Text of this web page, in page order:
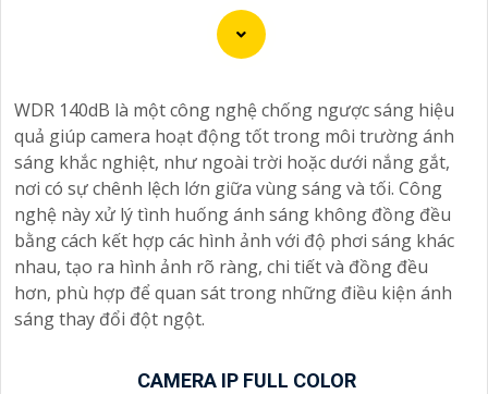
Chào bạn, dưới đây là một số câu giới thiệu cho việc
mua Camera Kbvision với chiết khấu cao và giải pháp
với chiết khấu hấp dẫn? Hãy đến với chúng tôi để nhận
ưu đãi đặc biệt và được tư vấn về giải pháp chính xác
nhất cho nhu cầu an ninh của bạn!"
️🏅️2:"Bạn muốn mua Camera Kbvision với giá ưu đãi và
giải pháp phù hợp? Liên hệ ngay với chúng tôi để được
hỗ trợ tốt nhất từ đội ngũ chuyên gia có kinh nghiệm!"
️🥈3:"Chúng tôi cam kết cung cấp Camera Kbvision
chính hãng với chiết khấu cao nhất trên thị trường. Hãy
đến với chúng tôi để trải nghiệm dịch vụ tốt nhất và
WDR 140dB là một công nghệ chống ngược sáng hiệu
quả giúp camera hoạt động tốt trong môi trường ánh
sáng khắc nghiệt, như ngoài trời hoặc dưới nắng gắt,
nơi có sự chênh lệch lớn giữa vùng sáng và tối. Công
nghệ này xử lý tình huống ánh sáng không đồng đều
bằng cách kết hợp các hình ảnh với độ phơi sáng khác
nhau, tạo ra hình ảnh rõ ràng, chi tiết và đồng đều
hơn, phù hợp để quan sát trong những điều kiện ánh
sáng thay đổi đột ngột.
CAMERA IP FULL COLOR